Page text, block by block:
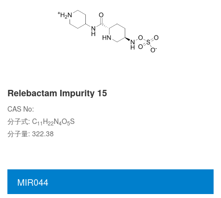
Relebactam Impurity 15
CAS No:
分子式: C11 H22N4O5S
分子量: 322.38
MIR044